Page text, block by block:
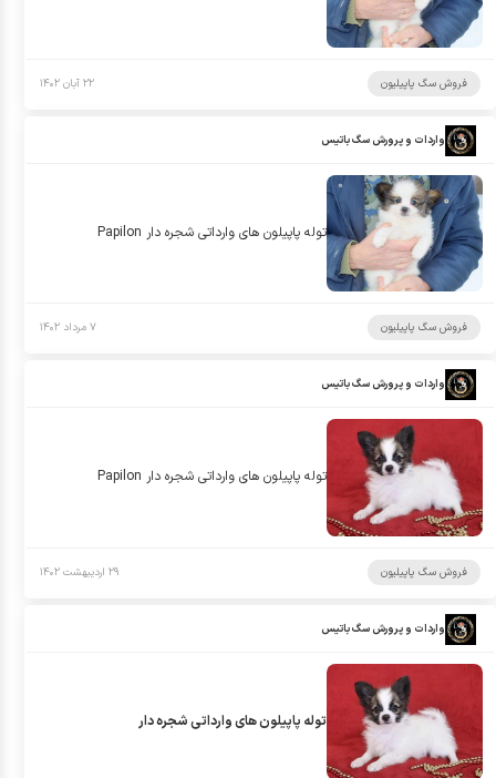
فروش سگ پاپیلیون ۲۲ آبان ۱۴۰۲
واردات و پرورش سگ باتیس
توله پاپيلون هاى وارداتى شجره دار Papilon
فروش سگ پاپیلیون ۷ مرداد ۱۴۰۲
واردات و پرورش سگ باتیس
توله پاپيلون هاى وارداتى شجره دار Papilon
فروش سگ پاپیلیون ۲۹ اردیبهشت ۱۴۰۲
واردات و پرورش سگ باتیس
توله پاپيلون هاى وارداتى شجره دار